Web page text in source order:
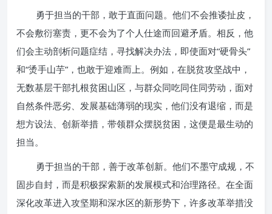
勇于担当的干部，敢于直面问题。他们不会推诿扯皮，
不会敷衍塞责，更不会为了个人仕途而回避矛盾。相反，他
们会主动剖析问题症结，寻找解决办法，即使面对“硬骨头”
和“烫手山芋”，也敢于迎难而上。例如，在脱贫攻坚战中，
无数基层干部扎根贫困山区，与群众同吃同住同劳动，面对
自然条件恶劣、发展基础薄弱的现实，他们没有退缩，而是
想方设法、创新举措，带领群众摆脱贫困，这便是最生动的
担当。
勇于担当的干部，善于改革创新。他们不墨守成规，不
固步自封，而是积极探索新的发展模式和治理路径。在全面
深化改革进入攻坚期和深水区的新形势下，许多改革举措没